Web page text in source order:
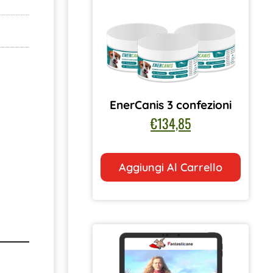
EnerCanis 3 confezioni
€134,85
Aggiungi Al Carrello